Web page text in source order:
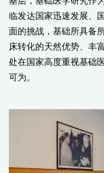
临发达国家迅速发展、
面的挑战， 基础所具备
床转化的天然优势 、丰
处在国家高度重视基础
可为。